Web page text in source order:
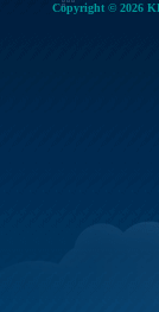
Copyright © 2026